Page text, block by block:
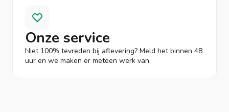
Onze service
Niet 100% tevreden bij aflevering? Meld het binnen 48
uur en we maken er meteen werk van.